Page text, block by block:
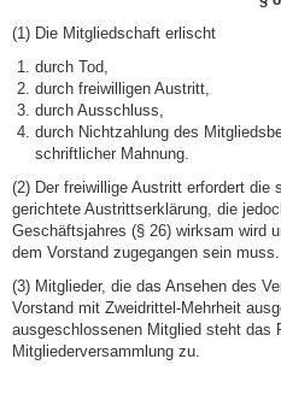
(1) Die Mitgliedschaft erlischt
durch Tod,
durch freiwilligen Austritt,
durch Ausschluss,
durch Nichtzahlung des
schriftlicher Mahnung.
(2) Der freiwillige Austritt erfordert die
gerichtete Austrittserklärung, die
Geschäftsjahres (§ 26) wirksam wird
dem Vorstand zugegangen sein muss.
(3) Mitglieder, die das Ansehen des
Vorstand mit Zweidrittel-Mehrheit
ausgeschlossenen Mitglied steht das
Mitgliederversammlung zu.